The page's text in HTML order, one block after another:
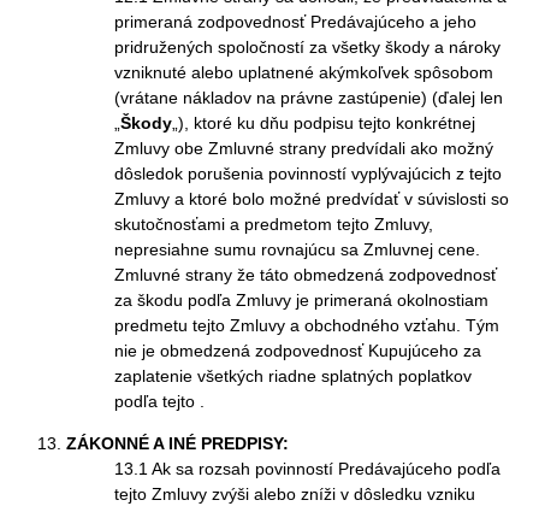
primeraná zodpovednosť Predávajúceho a jeho
pridružených spoločností za všetky škody a nároky
vzniknuté alebo uplatnené akýmkoľvek spôsobom
(vrátane nákladov na právne zastúpenie) (ďalej len
Škody „), ktoré ku dňu podpisu tejto konkrétnej
Zmluvy obe Zmluvné strany predvídali ako možný
dôsledok porušenia povinností vyplývajúcich z tejto
Zmluvy a ktoré bolo možné predvídať v súvislosti so
skutočnosťami a predmetom tejto Zmluvy,
nepresiahne sumu rovnajúcu sa Zmluvnej cene.
Zmluvné strany že táto obmedzená zodpovednosť
za škodu podľa Zmluvy je primeraná okolnostiam
predmetu tejto Zmluvy a obchodného vzťahu. Tým
nie je obmedzená zodpovednosť Kupujúceho za
zaplatenie všetkých riadne splatných poplatkov
podľa tejto .
ZÁKONNÉ A INÉ PREDPISY:
13.1 Ak sa rozsah povinností Predávajúceho podľa
tejto Zmluvy zvýši alebo zníži v dôsledku vzniku